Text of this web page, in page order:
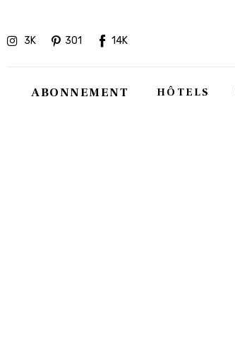
3K 301 14K
ABONNEMENT HÔTELS
Gastronomie
Recettes